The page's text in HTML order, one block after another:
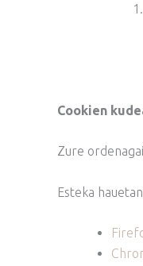
Cookien
Zure
Esteka